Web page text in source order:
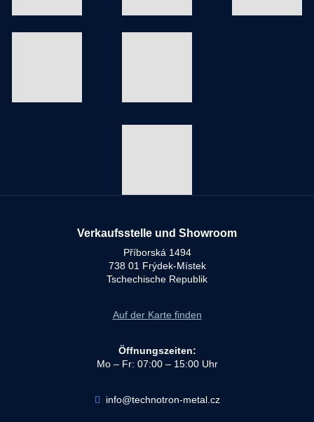
Verkaufsstelle und Showroom
Příborská 1494
738 01 Frýdek-Místek
Tschechische Republik
Auf der Karte finden
Öffnungszeiten:
Mo – Fr: 07:00 – 15:00 Uhr
info@technotron-metal.cz